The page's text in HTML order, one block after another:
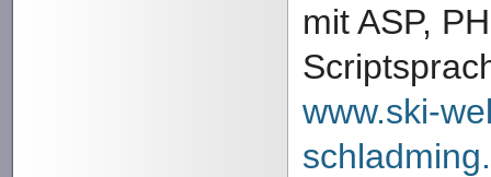
mit ASP,
www.ski-